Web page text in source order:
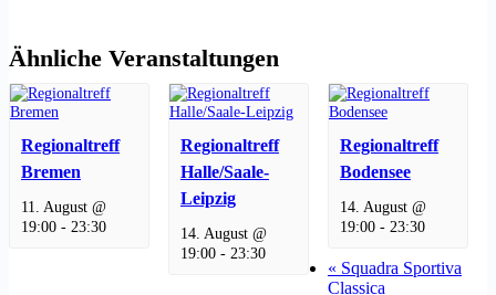
Ähnliche Veranstaltungen
Regionaltreff
Bremen
11. August @
19:00- 23:30
Regionaltreff
Halle/Saale-
Leipzig
14. August @
19:00- 23:30
Regionaltreff
Bodensee
14. August @
19:00- 23:30
« Squadra Sportiva
Classica